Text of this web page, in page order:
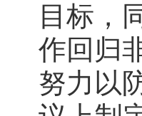
目标，
作回归
努力以